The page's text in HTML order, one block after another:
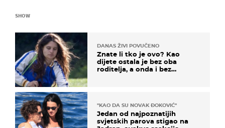
SHOW
DANAS ŽIVI POVUČENO
Znate li tko je ovo? Kao
dijete ostala je bez oba
roditelja, a onda i bez
"KAO DA SU NOVAK ĐOKOVIĆ"
Jedan od najpoznatijih
svjetskih parova stigao na